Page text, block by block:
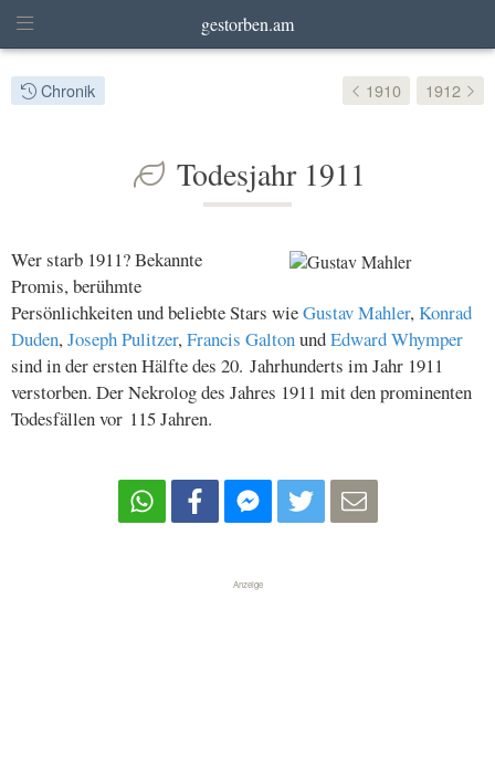
gestorben.am
Chronik 1910 1912
Todesjahr 1911
Wer starb 1911? Bekannte
Promis, berühmte
Persönlichkeiten und beliebte Stars wieGustav Mahler,Konrad
Duden,Joseph Pulitzer,Francis GaltonundEdward Whymper
sind in der ersten Hälfte des 20. Jahrhunderts im Jahr 1911
verstorben. Der Nekrolog des Jahres 1911 mit den prominenten
Todesfällen vor 115 Jahren.